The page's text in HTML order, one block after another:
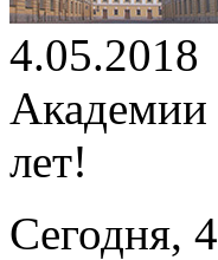
4.05.2018
Академии
лет!
Сегодня,